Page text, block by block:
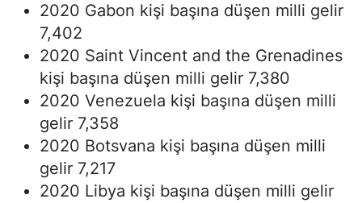
2020 Gabon kişi başına düşen milli gelir
7,402
2020 Saint Vincent and the Grenadines
kişi başına düşen milli gelir 7,380
2020 Venezuela kişi başına düşen milli
gelir 7,358
2020 Botsvana kişi başına düşen milli
gelir 7,217
2020 Libya kişi başına düşen milli gelir